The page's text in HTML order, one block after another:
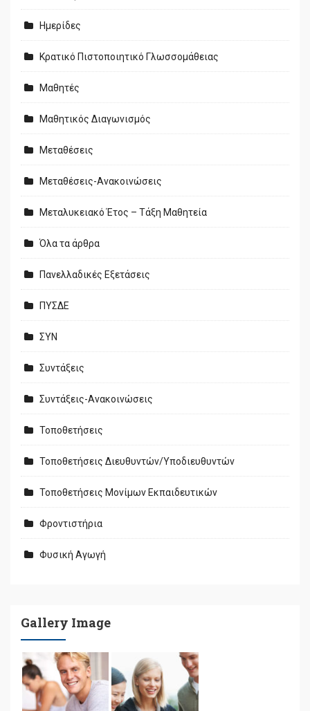
Ημερίδες
Κρατικό Πιστοποιητικό Γλωσσομάθειας
Μαθητές
Μαθητικός Διαγωνισμός
Μεταθέσεις
Μεταθέσεις-Ανακοινώσεις
Μεταλυκειακό Έτος – Τάξη Μαθητεία
Όλα τα άρθρα
Πανελλαδικές Εξετάσεις
ΠΥΣΔΕ
ΣΥΝ
Συντάξεις
Συντάξεις-Ανακοινώσεις
Τοποθετήσεις
Τοποθετήσεις Διευθυντών/Υποδιευθυντών
Τοποθετήσεις Μονίμων Εκπαιδευτικών
Φροντιστήρια
Φυσική Αγωγή
Gallery Image